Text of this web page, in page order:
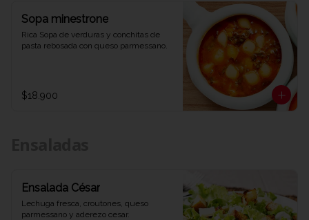
Sopa minestrone
Rica Sopa de verduras y conchitas de
pasta rebosada con queso parmessano.
$18.900
Ensalada César
Lechuga fresca, croutones, queso
parmessano y aderezo cesar.